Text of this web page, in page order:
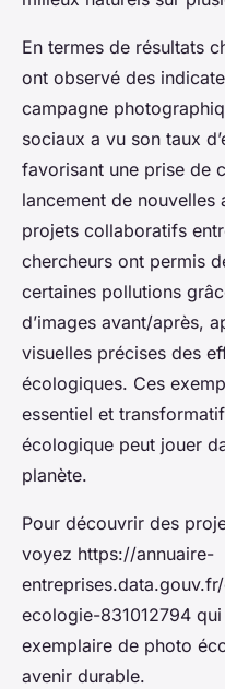
En termes de résultats
ont observé des
campagne
sociaux a vu son taux
favorisant une prise de
lancement de
projets collaboratifs
chercheurs ont permis
certaines pollutions
d’images avant/après,
visuelles précises des
écologiques. Ces
essentiel et
écologique peut jouer
planète.
Pour découvrir des
voyez https://annuaire-
ecologie-831012794
exemplaire de photo
avenir durable.